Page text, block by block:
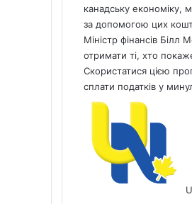
канадську економіку,
за допомогою цих
Міністр фінансів
отримати ті, хто
Скористатися цією
сплати податків у